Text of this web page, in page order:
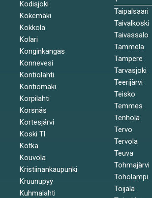
Kodisjoki
Kokemäki
Kokkola
Kolari
Konginkangas
Konnevesi
Kontiolahti
Kontiomäki
Korpilahti
Korsnäs
Kortesjärvi
Koski Tl
Kotka
Kouvola
Kristiinankaupunki
Kruunupyy
Kuhmalahti
Taipalsaari
Taivalkoski
Taivassalo
Tammela
Tampere
Tarvasjoki
Teerijärvi
Teisko
Temmes
Tenhola
Tervo
Tervola
Teuva
Tohmajärvi
Toholampi
Toijala